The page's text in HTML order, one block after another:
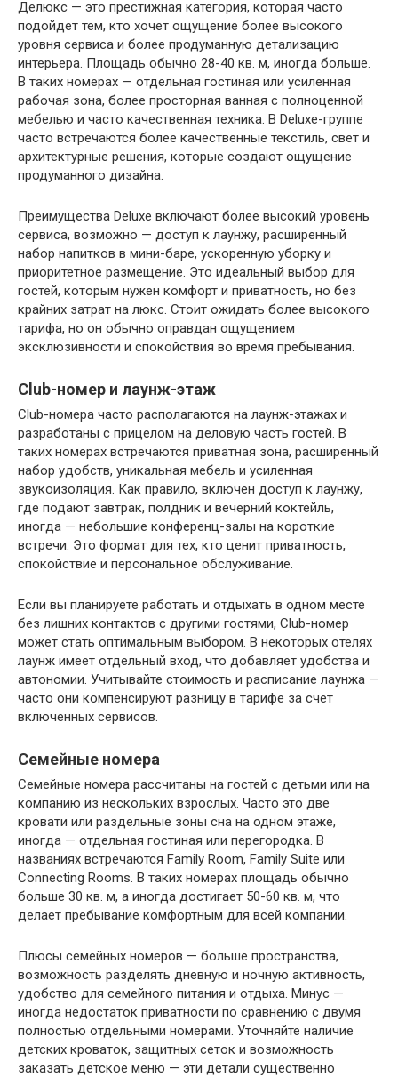
Делюкс — это престижная категория, которая часто
подойдет тем, кто хочет ощущение более высокого
уровня сервиса и более продуманную детализацию
интерьера. Площадь обычно 28-40 кв. м, иногда больше.
В таких номерах — отдельная гостиная или усиленная
рабочая зона, более просторная ванная с полноценной
мебелью и часто качественная техника. В Deluxe-группе
часто встречаются более качественные текстиль, свет и
архитектурные решения, которые создают ощущение
продуманного дизайна.
Преимущества Deluxe включают более высокий уровень
сервиса, возможно — доступ к лаунжу, расширенный
набор напитков в мини-баре, ускоренную уборку и
приоритетное размещение. Это идеальный выбор для
гостей, которым нужен комфорт и приватность, но без
крайних затрат на люкс. Стоит ожидать более высокого
тарифа, но он обычно оправдан ощущением
эксклюзивности и спокойствия во время пребывания.
Club-номер и лаунж-этаж
Club-номера часто располагаются на лаунж-этажах и
разработаны с прицелом на деловую часть гостей. В
таких номерах встречаются приватная зона, расширенный
набор удобств, уникальная мебель и усиленная
звукоизоляция. Как правило, включен доступ к лаунжу,
где подают завтрак, полдник и вечерний коктейль,
иногда — небольшие конференц-залы на короткие
встречи. Это формат для тех, кто ценит приватность,
спокойствие и персональное обслуживание.
Если вы планируете работать и отдыхать в одном месте
без лишних контактов с другими гостями, Club-номер
может стать оптимальным выбором. В некоторых отелях
лаунж имеет отдельный вход, что добавляет удобства и
автономии. Учитывайте стоимость и расписание лаунжа —
часто они компенсируют разницу в тарифе за счет
включенных сервисов.
Семейные номера
Семейные номера рассчитаны на гостей с детьми или на
компанию из нескольких взрослых. Часто это две
кровати или раздельные зоны сна на одном этаже,
иногда — отдельная гостиная или перегородка. В
названиях встречаются Family Room, Family Suite или
Connecting Rooms. В таких номерах площадь обычно
больше 30 кв. м, а иногда достигает 50-60 кв. м, что
делает пребывание комфортным для всей компании.
Плюсы семейных номеров — больше пространства,
возможность разделять дневную и ночную активность,
удобство для семейного питания и отдыха. Минус —
иногда недостаток приватности по сравнению с двумя
полностью отдельными номерами. Уточняйте наличие
детских кроваток, защитных сеток и возможность
заказать детское меню — эти детали существенно